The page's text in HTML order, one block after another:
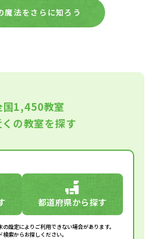
魔法をさらに知ろう
国1,450教室
の教室を探す
都道府県から探す
設定によりご利用できない場合があります。
索からお探しください。